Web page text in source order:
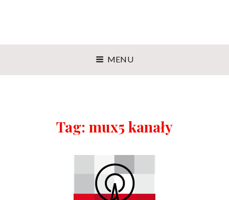
MENU
Tag: mux5 kanały